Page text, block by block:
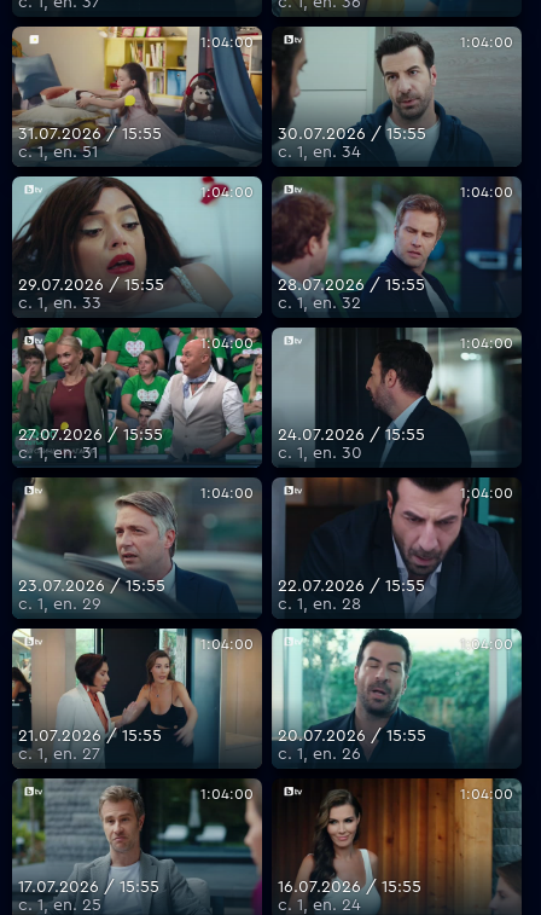
1:04:00
31.07.2026 / 15:55
с. 1, еп. 51
1:04:00
30.07.2026 / 15:55
с. 1, еп. 34
1:04:00
29.07.2026 / 15:55
с. 1, еп. 33
1:04:00
28.07.2026 / 15:55
с. 1, еп. 32
1:04:00
27.07.2026 / 15:55
с. 1, еп. 31
1:04:00
24.07.2026 / 15:55
с. 1, еп. 30
1:04:00
23.07.2026 / 15:55
с. 1, еп. 29
1:04:00
22.07.2026 / 15:55
с. 1, еп. 28
1:04:00
21.07.2026 / 15:55
с. 1, еп. 27
1:04:00
20.07.2026 / 15:55
с. 1, еп. 26
1:04:00
17.07.2026 / 15:55
с. 1, еп. 25
1:04:00
16.07.2026 / 15:55
с. 1, еп. 24